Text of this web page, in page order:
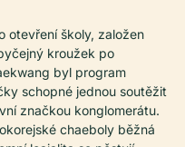
otevření školy, založen
kroužek po
byl program
schopné jednou soutěžit
značkou konglomerátu.
chaeboly běžná